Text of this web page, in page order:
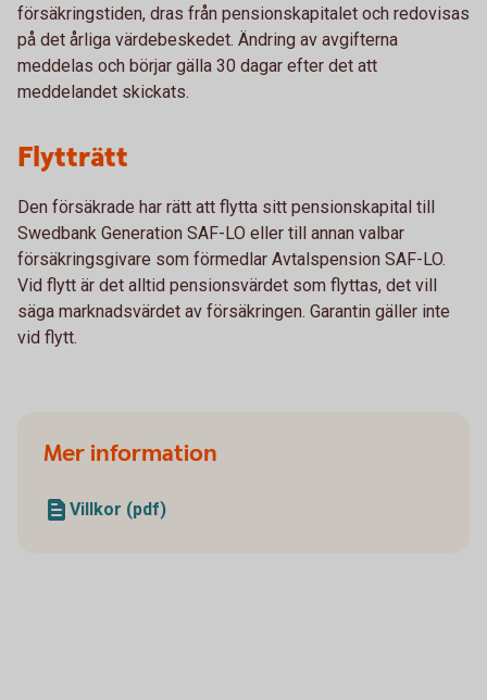
försäkringstiden, dras från pensionskapitalet och redovisas
på det årliga värdebeskedet. Ändring av avgifterna
meddelas och börjar gälla 30 dagar efter det att
meddelandet skickats.
Flytträtt
Den försäkrade har rätt att flytta sitt pensionskapital till
Swedbank Generation SAF-LO eller till annan valbar
försäkringsgivare som förmedlar Avtalspension SAF-LO.
Vid flytt är det alltid pensionsvärdet som flyttas, det vill
säga marknadsvärdet av försäkringen. Garantin gäller inte
vid flytt.
Mer information
Villkor (pdf)